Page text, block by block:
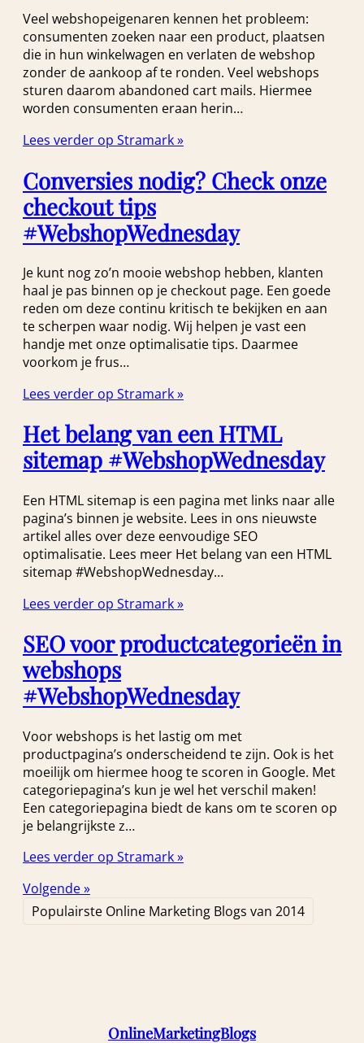
Veel webshopeigenaren kennen het probleem:
consumenten zoeken naar een product, plaatsen
die in hun winkelwagen en verlaten de webshop
zonder de aankoop af te ronden. Veel webshops
sturen daarom abandoned cart mails. Hiermee
worden consumenten eraan herin…
Lees verder op Stramark »
Conversies nodig? Check onze
checkout tips
#WebshopWednesday
Je kunt nog zo’n mooie webshop hebben, klanten
haal je pas binnen op je checkout page. Een goede
reden om deze continu kritisch te bekijken en aan
te scherpen waar nodig. Wij helpen je vast een
handje met onze optimalisatie tips. Daarmee
voorkom je frus…
Lees verder op Stramark »
Het belang van een HTML
sitemap #WebshopWednesday
Een HTML sitemap is een pagina met links naar alle
pagina’s binnen je website. Lees in ons nieuwste
artikel alles over deze eenvoudige SEO
optimalisatie. Lees meer Het belang van een HTML
sitemap #WebshopWednesday…
Lees verder op Stramark »
SEO voor productcategorieën in
webshops
#WebshopWednesday
Voor webshops is het lastig om met
productpagina’s onderscheidend te zijn. Ook is het
moeilijk om hiermee hoog te scoren in Google. Met
categoriepagina’s kun je wel het verschil maken!
Een categoriepagina biedt de kans om te scoren op
je belangrijkste z…
Lees verder op Stramark »
Volgende »
Populairste Online Marketing Blogs van 2014
OnlineMarketingBlogs